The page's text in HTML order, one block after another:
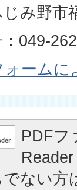
み野市
049-
ォーム
PDFフ
ない方